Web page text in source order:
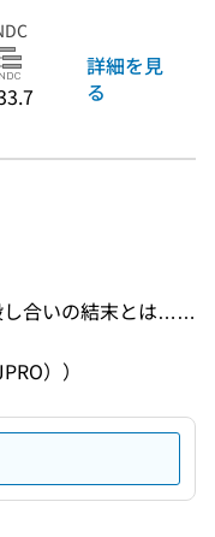
詳細を見
る
し合いの結末とは……
））